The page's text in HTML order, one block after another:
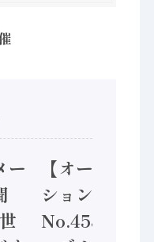
ー
【オートメー
ション新聞
No.453】フ